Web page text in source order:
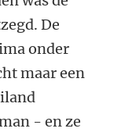
De
onder
maar een
- en ze